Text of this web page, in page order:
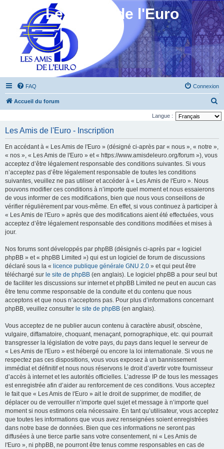
Les Amis de l'Euro
FAQ Connexion
Accueil du forum
e
Langue :
Les Amis de l'Euro - Inscription
En accédant à « Les Amis de l'Euro » (désigné ci-après par « nous », « notre »,
« nos », « Les Amis de l'Euro » et « https://www.amisdeleuro.org/forum »), vous
acceptez d’être légalement responsable des conditions suivantes. Si vous
n’acceptez pas d’être légalement responsable de toutes les conditions
suivantes, veuillez ne pas utiliser et accéder à « Les Amis de l'Euro ». Nous
pouvons modifier ces conditions à n’importe quel moment et nous essaierons
de vous informer de ces modifications, bien que nous vous conseillons de
vérifier régulièrement par vous-même. En effet, si vous continuez à participer à
« Les Amis de l'Euro » après que des modifications aient été effectuées, vous
acceptez d’être légalement responsable des conditions modifiées et mises à
jour.
Nos forums sont développés par phpBB (désignés ci-après par « logiciel
phpBB » et « phpBB Limited ») qui est un logiciel de forum de discussions
déclaré sous la « licence publique générale GNU 2.0 » et qui peut être
téléchargé sur le site de phpBB (en anglais). Le logiciel phpBB a pour seul but
de faciliter les discussions sur internet et phpBB Limited ne peut en aucun cas
être tenu comme responsable de la conduite et du contenu que nous
acceptons et que nous n’acceptons pas. Pour plus d’informations concernant
phpBB, veuillez consulter le site de phpBB (en anglais).
Vous acceptez de ne publier aucun contenu à caractère abusif, obscène,
vulgaire, diffamatoire, choquant, menaçant, pornographique, etc. qui pourrait
transgresser la législation de votre pays, du pays dans lequel le serveur de
« Les Amis de l'Euro » est hébergé ou encore la loi internationale. Si vous ne
respectez pas ces dispositions, vous vous exposez à un bannissement
immédiat et définitif et nous nous réservons le droit d’avertir votre fournisseur
d’accès à internet et les autorités officielles. L’adresse IP de tous les messages
est enregistrée afin d’aider au renforcement de ces conditions. Vous acceptez
le fait que « Les Amis de l'Euro » ait le droit de supprimer, de modifier, de
déplacer ou de verrouiller n’importe quel sujet et message à n’importe quel
moment si nous estimons cela nécessaire. En tant qu’utilisateur, vous acceptez
que toutes les informations que vous avez renseignées soient enregistrées
dans notre base de données. Bien que ces informations ne seront pas
diffusées à une tierce partie sans votre consentement, ni « Les Amis de
l'Euro », ni phpBB, ne pourront être tenus comme responsables en cas de